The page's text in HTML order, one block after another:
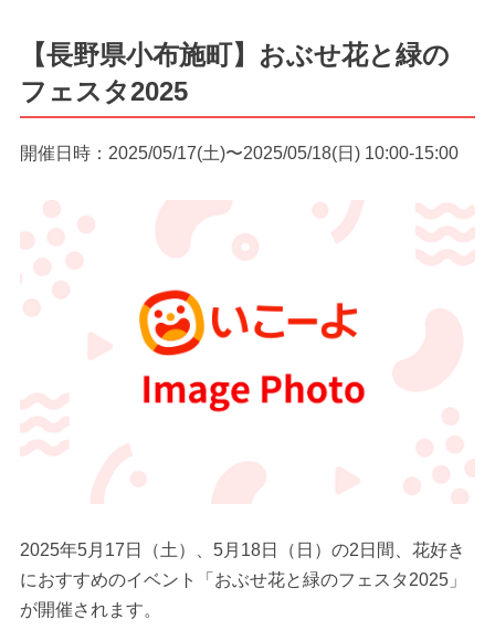
【長野県小布施町】おぶせ花と緑の
フェスタ2025
開催日時：2025/05/17(土)〜2025/05/18(日) 10:00-15:00
2025年5月17日（土）、5月18日（日）の2日間、花好き
におすすめのイベント「おぶせ花と緑のフェスタ2025」
が開催されます。